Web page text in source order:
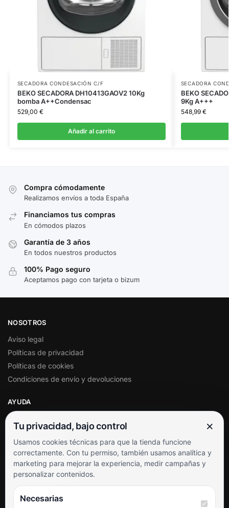
SECADORA CONDESACIÓN C/F
BEKO SECADORA DH10413GAOV2 10Kg
bomba A++Condensac
529,00 €
Añadir al carrito
SECADORA
BEKO
9Kg A+++
548,99 €
Compra cómodamente
Realizamos envíos a toda España
Financiamos tus compras
En cómodos plazos
Garantía de 3 años
En todos nuestros productos
100% Pago seguro
Aceptamos pago con tarjeta o bizum
NOSOTROS
Aviso legal
Políticas de privacidad
Políticas de cookies
Condiciones de envío y devoluciones
AYUDA
Soporte al cliente
Contacto
Términos y condiciones
Preguntas frecuentes
SÍGUENOS
Tu privacidad, bajo control ×
Usamos cookies técnicas para que la tienda funcione
correctamente. Con tu permiso, también usamos analítica y
marketing para mejorar la experiencia, medir campañas y
personalizar contenidos.
Necesarias